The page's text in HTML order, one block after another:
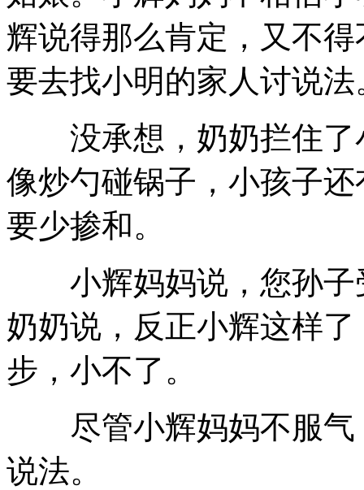
辉说得那么肯定，又不
要去找小明的家人讨说法
没承想，奶奶拦住了
像炒勺碰锅子，小孩子
要少掺和。
小辉妈妈说，您孙子
奶奶说，反正小辉这样
步，小不了。
尽管小辉妈妈不服气
说法。